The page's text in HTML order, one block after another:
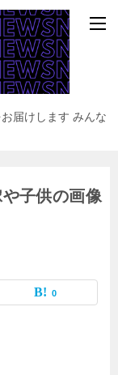
届けします みんな
子供の画像
0